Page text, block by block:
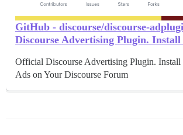
GitHub - discourse/discourse-
Discourse Advertising Plugin.
Official Discourse Advertising Plugin.
Ads on Your Discourse Forum